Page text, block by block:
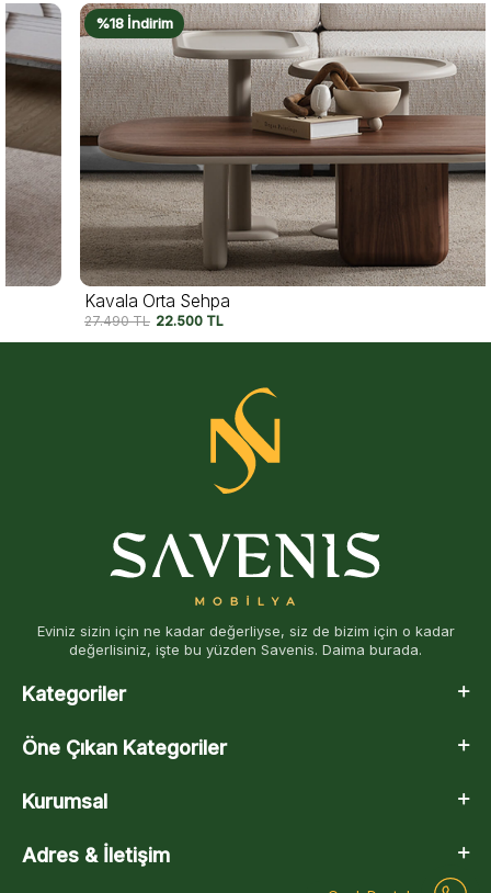
%18 İndirim
Kavala Orta Sehpa
22.500TL
Eviniz sizin için ne kadar değerliyse, siz de bizim için o kadar
değerlisiniz, işte bu yüzden Savenis. Daima burada.
Kategoriler
Öne Çıkan Kategoriler
Kurumsal
Adres & İletişim